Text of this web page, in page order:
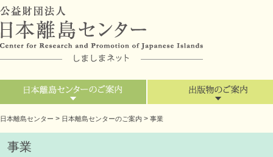
日本離島センター > 日本離島センターのご案内 > 事業
事業